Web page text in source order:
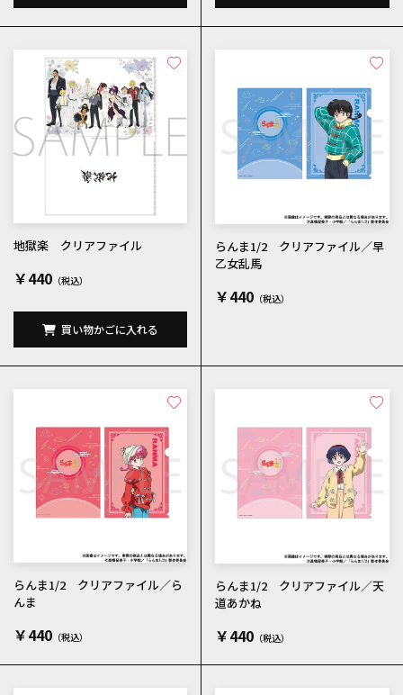
地獄楽 クリアファイル
￥440
買い物かごに入れる
らんま1/2 クリアファイル／早
乙女乱馬
￥440
らんま1/2 クリアファイル／ら
んま
￥440
らんま1/2 クリアファイル／天
道あかね
￥440